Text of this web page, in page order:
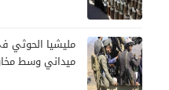
مليشيا الحوثي
ميداني وسط